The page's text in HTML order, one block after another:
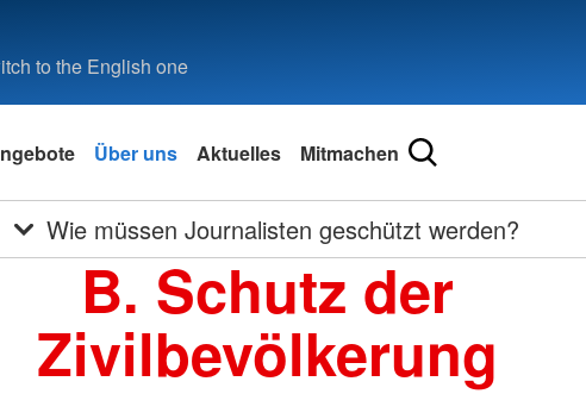
to the English one
Über uns Aktuelles Mitmachen
Wie müssen Journalisten geschützt werden?
B. Schutz der
Zivilbevölkerung